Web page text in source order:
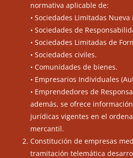
normativa aplicable de:
• Sociedades Limitadas Nueva
• Sociedades de
• Sociedades Limitadas de
• Sociedades civiles.
• Comunidades de bienes.
• Empresarios Individuales
• Emprendedores de
además, se ofrece
jurídicas vigentes en el
mercantil.
Constitución de empresas
tramitación telemática